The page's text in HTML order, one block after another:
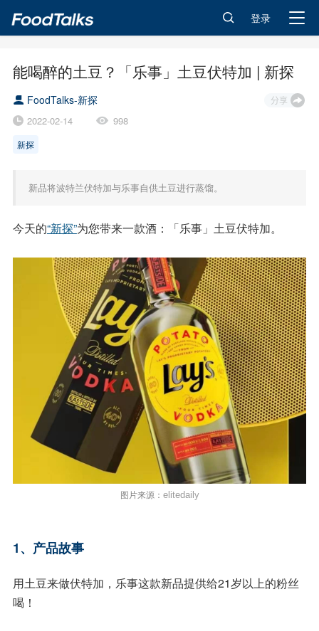
登录
能喝醉的土豆？「乐事」土豆伏特加 | 新探
FoodTalks-新探
2022-02-14 998
新探
新品将波特兰伏特加与乐事自供土豆进行蒸馏。
今天的“新探”为您带来一款酒：「乐事」土豆伏特加。
图片来源： elitedaily
1、产品故事
用土豆来做伏特加，乐事这款新品提供给21岁以上的粉丝
喝！